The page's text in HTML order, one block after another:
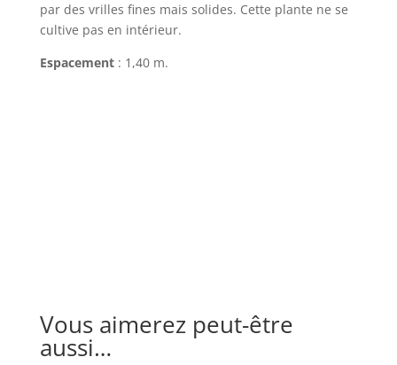
par des vrilles fines mais solides. Cette plante ne se
cultive pas en intérieur.
Espacement : 1,40 m.
Vous aimerez peut-être
aussi…